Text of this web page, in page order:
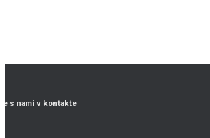
s nami v kontakte